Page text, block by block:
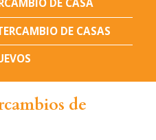
DE CASA
DE CASAS
de